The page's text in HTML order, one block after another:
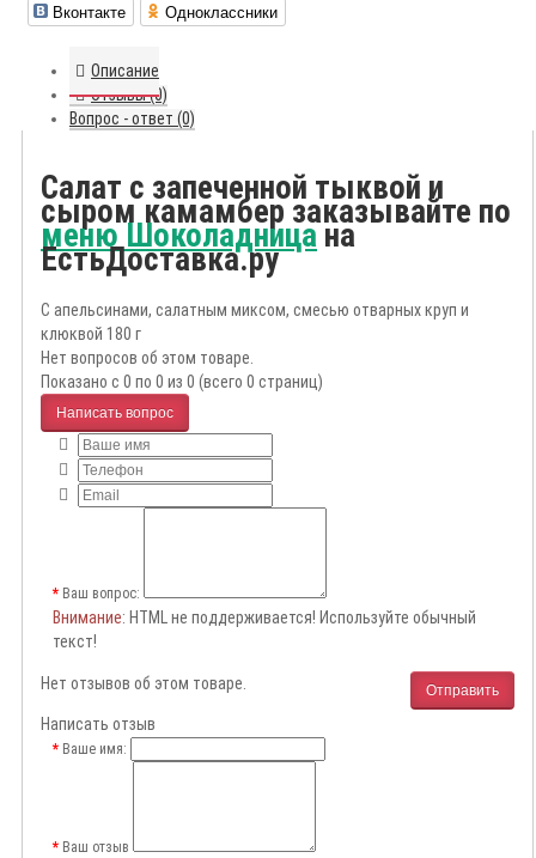
Вконтакте Одноклассники
Описание
Отзывы (0)
Вопрос - ответ (0)
Салат с запеченной тыквой и
сыром камамбер заказывайте по
меню Шоколадницана
ЕстьДоставка.ру
С апельсинами, салатным миксом, смесью отварных круп и
клюквой 180 г
Нет вопросов об этом товаре.
Показано с 0 по 0 из 0 (всего 0 страниц)
Написать вопрос
Ваш вопрос:
Внимание: HTML не поддерживается! Используйте обычный
текст!
Отправить
Нет отзывов об этом товаре.
Написать отзыв
Ваше имя:
Ваш отзыв